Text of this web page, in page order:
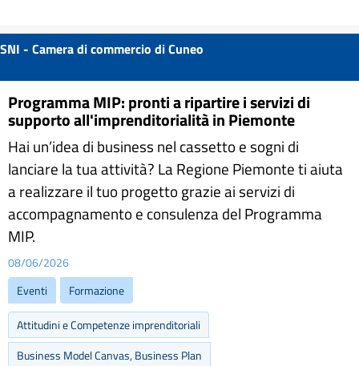
SNI - Camera di commercio di Cuneo
Programma MIP: pronti a ripartire i servizi di
supporto all'imprenditorialità in Piemonte
Hai un’idea di business nel cassetto e sogni di
lanciare la tua attività? La Regione Piemonte ti aiuta
a realizzare il tuo progetto grazie ai servizi di
accompagnamento e consulenza del Programma
MIP.
08/06/2026
Eventi
Formazione
Attitudini e Competenze imprenditoriali
Business Model Canvas, Business Plan